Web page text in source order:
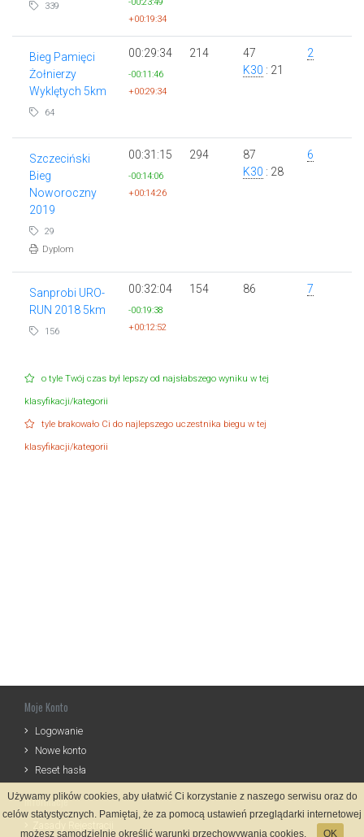
339
+00:19:34
Bieg Pamięci
Żołnierzy
Wyklętych 5km
64
00:29:34
-00:11:46
+00:29:34
214
47
K30 : 21
2
Szczeciński
Bieg
Noworoczny
2019
29
Dyplom
00:31:15
-00:14:06
+00:14:26
294
87
K30 : 28
6
Sanprobi URO-
RUN 2018 5km
156
00:32:04
-00:19:38
+00:12:52
154 86 7
o tyle Twój czas był lepszy od najsłabszego wyniku w tej
klasyfikacji/kategorii
tyle brakowało Ci do najlepszego uczestnika biegu w tej
klasyfikacji/kategorii
Moje Konto
Logowanie
Nowe konto
Reset hasła
Informacje
Używamy plików cookies, aby ułatwić Ci korzystanie z naszego serwisu oraz do
celów statystycznych. Pamiętaj, że za pomocą ustawień przeglądarki internetowej
możesz samodzielnie określić warunki przechowywania cookies.
OK